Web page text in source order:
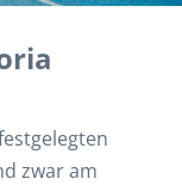
zwar am